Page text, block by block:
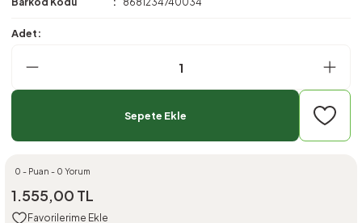
Adet:
Sepete Ekle
0 - Puan - 0 Yorum
1.555,00 TL